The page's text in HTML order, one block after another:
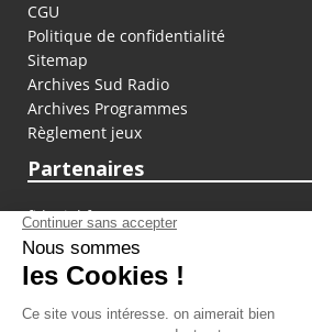
CGU
Politique de confidentialité
Sitemap
Archives Sud Radio
Archives Programmes
Règlement jeux
Partenaires
fiducial.fr
lyoncapitale.fr
olympique-et-lyonnais.com
L'application Iphone / Android